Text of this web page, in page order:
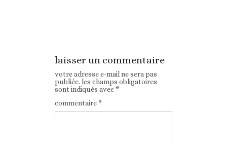
laisser un commentaire
votre adresse e-mail ne sera pas
publiée. les champs obligatoires
sont indiqués avec*
commentaire*